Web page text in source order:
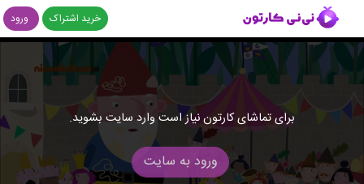
خرید اشتراک ورود
برای تماشای کارتون نیاز است وارد سایت بشوید.
ورود به سایت